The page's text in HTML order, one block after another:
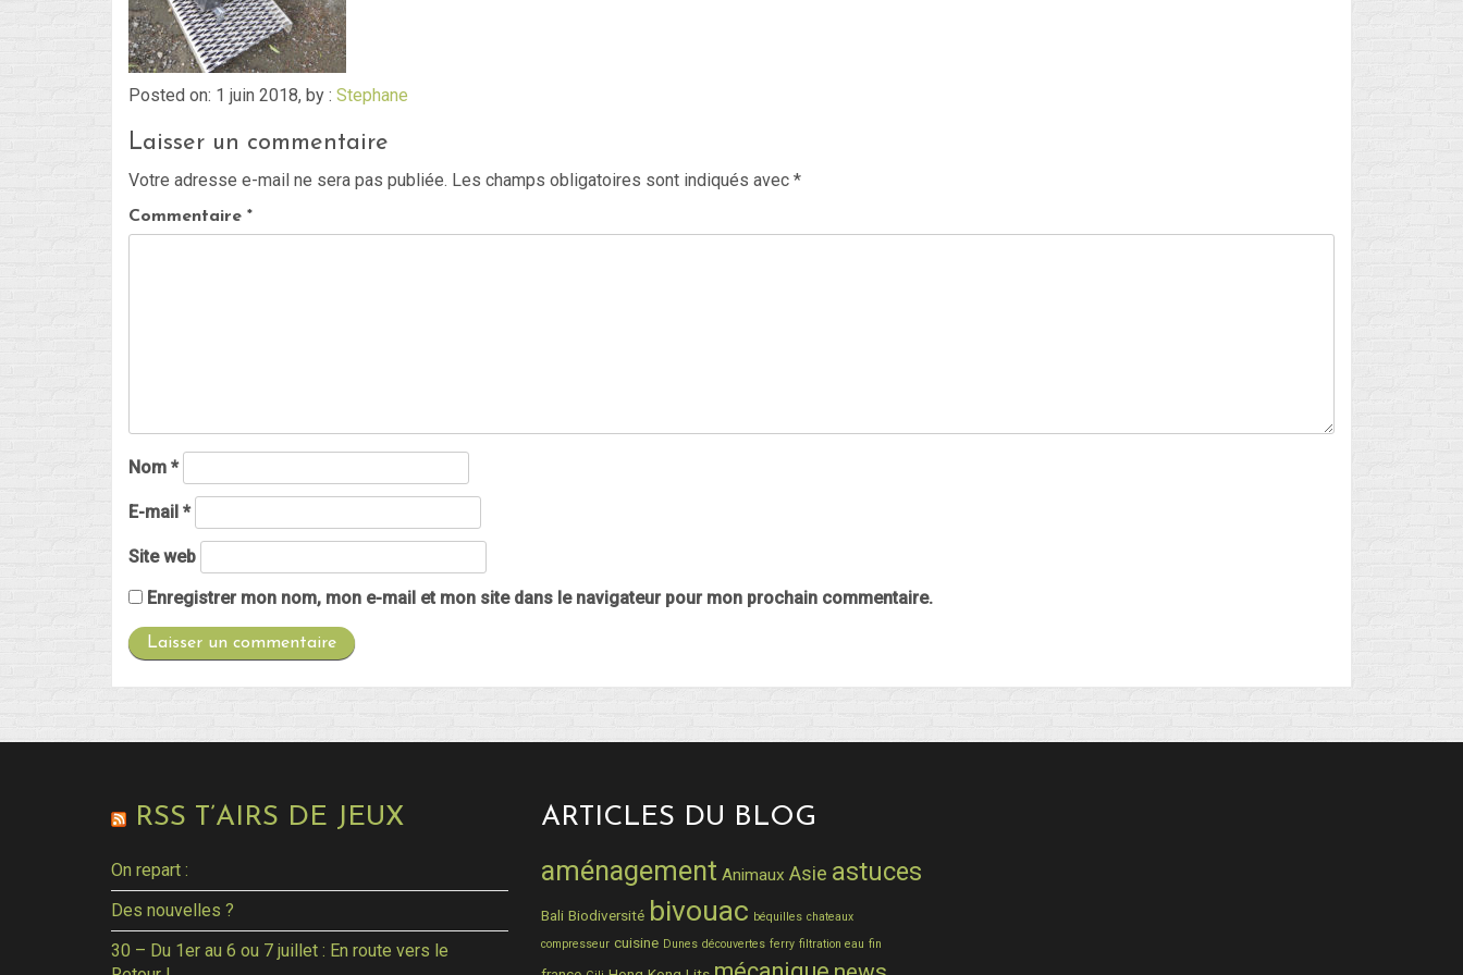
Posted on: 1 juin 2018, by : Stephane
Laisser un commentaire
Votre adresse e-mail ne sera pas publiée. Les champs obligatoires sont indiqués avec *
Commentaire *
Nom *
E-mail *
Site web
Enregistrer mon nom, mon e-mail et mon site dans le navigateur pour mon prochain commentaire.
RSS T’AIRS DE JEUX
On repart :
Des nouvelles ?
30 – Du 1er au 6 ou 7 juillet : En route vers le
ARTICLES DU BLOG
aménagement Animaux Asie astuces
Bali Biodiversité bivouac béquilles chateaux
compresseur cuisine Dunes découvertes ferry filtration eau fin